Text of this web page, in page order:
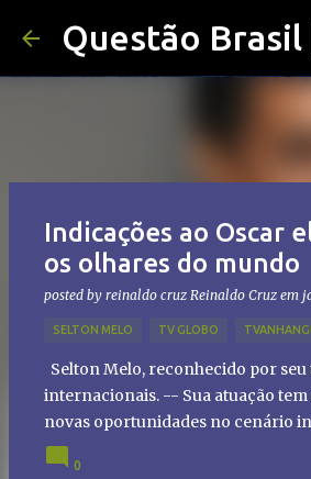
Questão Brasil |
Indicações ao Oscar
os olhares do mundo
posted by reinaldo cruz Reinaldo Cruz em
SELTON MELO TV GLOBO
Selton Melo, reconhecido por
internacionais. -- Sua atuação
novas oportunidades no cenário
global!
0